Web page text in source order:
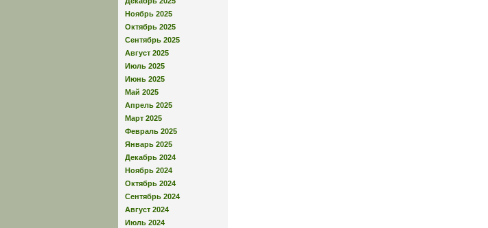
Ноябрь 2025
Октябрь 2025
Сентябрь 2025
Август 2025
Июль 2025
Июнь 2025
Май 2025
Апрель 2025
Март 2025
Февраль 2025
Январь 2025
Декабрь 2024
Ноябрь 2024
Октябрь 2024
Сентябрь 2024
Август 2024
Июль 2024